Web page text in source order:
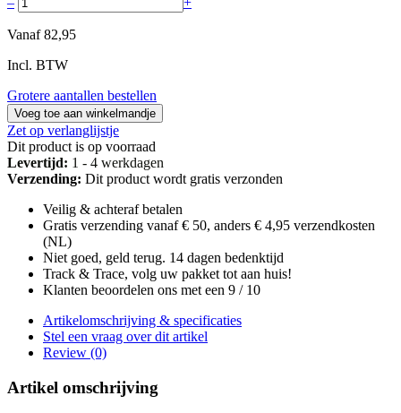
Vanaf 82,95
Incl. BTW
Grotere aantallen bestellen
Voeg toe aan winkelmandje
Zet op verlanglijstje
Dit product is op voorraad
Levertijd: 1 - 4 werkdagen
Verzending: Dit product wordt gratis verzonden
Veilig & achteraf betalen
Gratis verzending vanaf € 50, anders € 4,95 verzendkosten
(NL)
Niet goed, geld terug. 14 dagen bedenktijd
Track & Trace, volg uw pakket tot aan huis!
Klanten beoordelen ons met een 9 / 10
Artikelomschrijving & specificaties
Stel een vraag over dit artikel
Review (0)
Artikel omschrijving